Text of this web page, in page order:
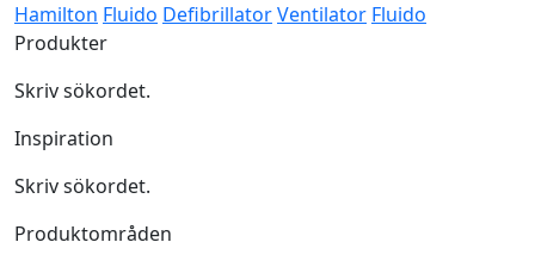
Hamilton Fluido DefibrillatorVentilator Fluido
Produkter
Skriv sökordet.
Inspiration
Skriv sökordet.
Produktområden